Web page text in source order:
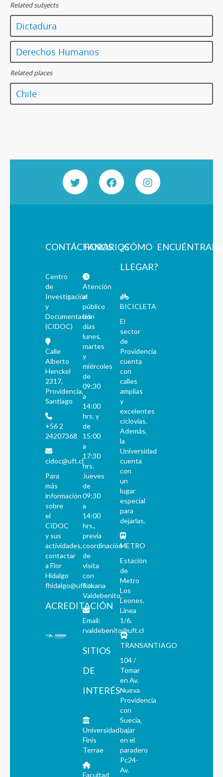
Related subjects
Dictadura
Derechos Humanos
Related places
Chile
CONTÁCTANOS
Centro
de
Investigación
y
Documentación
(CIDOC)
Calle
Alberto
Henckel
2317,
Providencia,
Santiago
+56 2
24207368
cidoc@uft.cl
Para
más
información
sobre
el
CIDOC
y sus
actividades,
contactar
a Flor
Hidalgo
fhidalgo@uft.cl
ACREDITACIÓN
HORARIOS
Atención
al
público
los
días
lunes,
martes
y
miércoles
de
09:30
a
14:00
hrs. y
de
15:00
a
17:30
hrs.
Jueves
de
09:30
a
14:00
hrs.,
previa
coordinación
de
visita
con
Roxana
Valdebenito.
Email:
rvaldebenito@uft.cl
SITIOS
DE
INTERÉS
Universidad
Finis
Terrae
Facultad
¿CÓMO
LLEGAR?
BICICLETA
El
sector
de
Providencia
cuenta
con
calles
amplias
y
excelentes
ciclovías.
Además,
la
Universidad
cuenta
con
un
lugar
especial
para
dejarlas.
METRO
Estación
de
Metro
Los
Leones.
Línea
1/6.
TRANSANTIAGO
104 /
Tomar
en Av.
Nueva
Providencia
con
Suecia,
bajar
en el
paradero
Pc24-
Av.